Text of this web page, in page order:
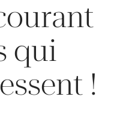
qui
!